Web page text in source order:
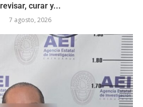
revisar, curar y...
7 agosto, 2026